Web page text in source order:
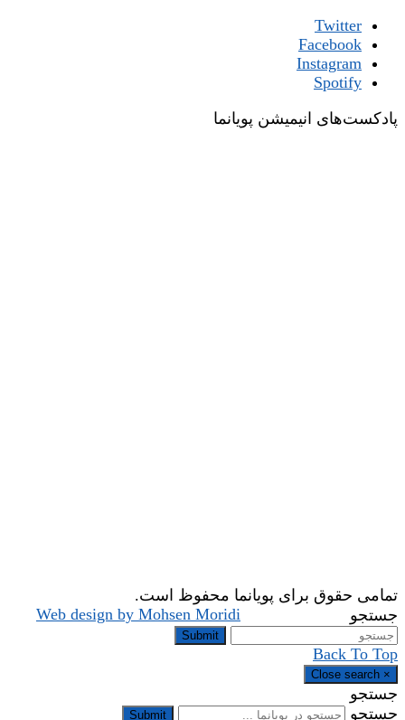
Twitter
Facebook
Instagram
Spotify
پادکست‌های انیمیشن پویانما
تمامی حقوق برای پویانما محفوظ است.
Web design by Mohsen Moridi
جستجو
Submit
Back To Top
×
Close search
جستجو
جستجو
Submit